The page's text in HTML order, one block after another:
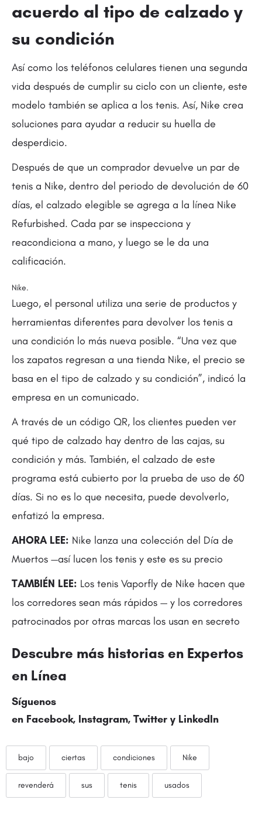
acuerdo al tipo de calzado y
su condición
Así como los teléfonos celulares tienen una segunda
vida después de cumplir su ciclo con un cliente, este
modelo también se aplica a los tenis. Así, Nike crea
soluciones para ayudar a reducir su huella de
desperdicio.
Después de que un comprador devuelve un par de
tenis a Nike, dentro del periodo de devolución de 60
días, el calzado elegible se agrega a la línea Nike
Refurbished. Cada par se inspecciona y
reacondiciona a mano, y luego se le da una
calificación.
Nike.
Luego, el personal utiliza una serie de productos y
herramientas diferentes para devolver los tenis a
una condición lo más nueva posible. “Una vez que
los zapatos regresan a una tienda Nike, el precio se
basa en el tipo de calzado y su condición”, indicó la
empresa en un comunicado.
A través de un código QR, los clientes pueden ver
qué tipo de calzado hay dentro de las cajas, su
condición y más. También, el calzado de este
programa está cubierto por la prueba de uso de 60
días. Si no es lo que necesita, puede devolverlo,
enfatizó la empresa.
AHORA LEE: Nike lanza una colección del Día de
Muertos —así lucen los tenis y este es su precio
TAMBIÉN LEE: Los tenis Vaporfly de Nike hacen que
los corredores sean más rápidos — y los corredores
patrocinados por otras marcas los usan en secreto
Descubre más historias en Expertos
en Línea
Síguenos
en Facebook, Instagram, Twitter y LinkedIn
bajo ciertas condiciones Nike
revenderá sus tenis usados